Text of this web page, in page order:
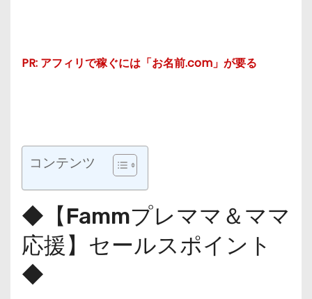
PR: アフィリで稼ぐには「お名前.com」が要る
コンテンツ
◆【Fammプレママ＆ママ
応援】セールスポイント
◆